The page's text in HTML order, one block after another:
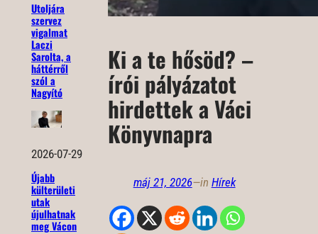
Utoljára
szervez
vigalmat
Laczi
Sarolta, a
háttérről
szól a
Nagyító
2026-07-29
Újabb
külterületi
utak
újulhatnak
meg Vácon
Ki a te hősöd? –
írói pályázatot
hirdettek a Váci
Könyvnapra
máj 21, 2026—in Hírek